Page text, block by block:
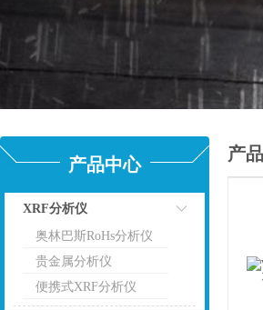
产品中心
XRF分析仪
点击
奥林巴斯RoHs分析仪
贵金属分析仪
便携式XRF分析仪
产